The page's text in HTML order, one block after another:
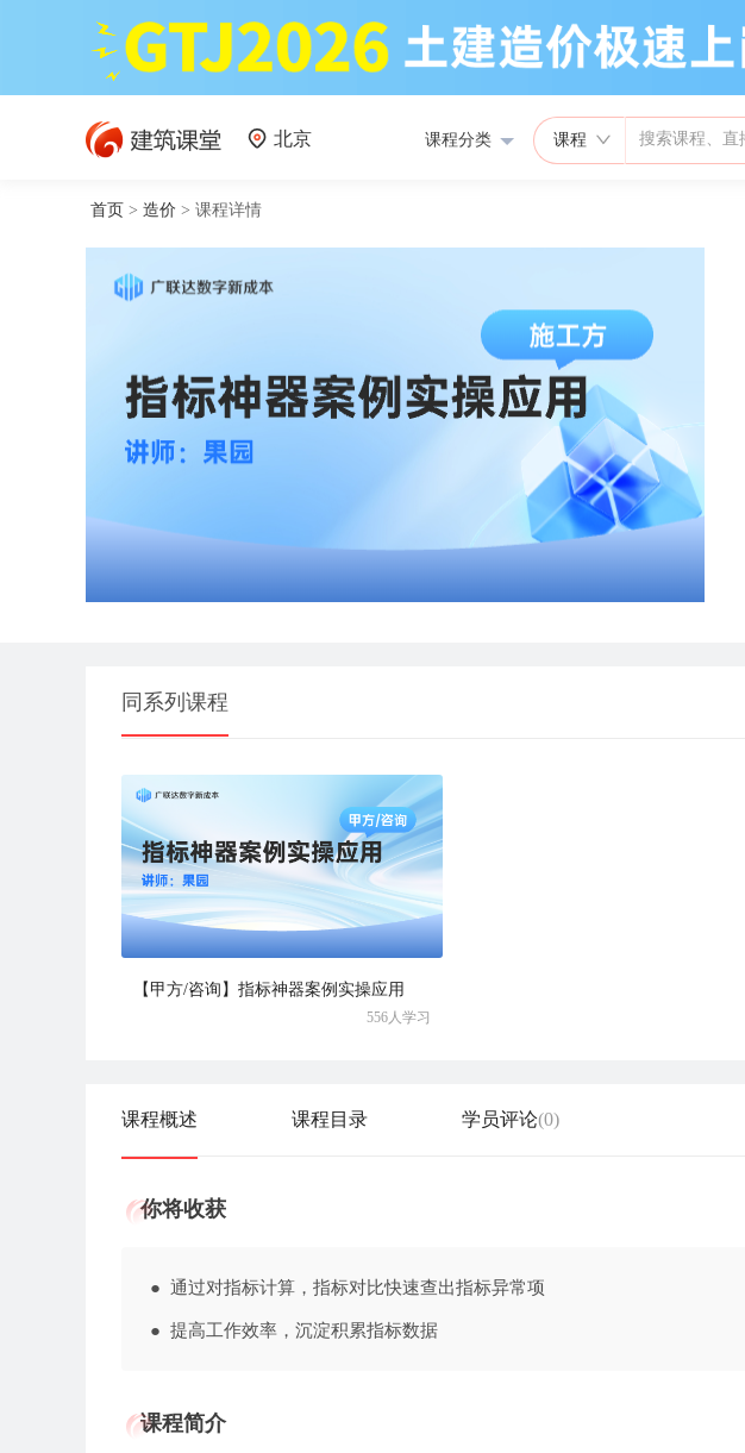
北京 课程分类 课程
首页 > 造价 > 课程详情
同系列课程
【甲方/咨询】指标神器案例实操应用
556人学习
课程概述 课程目录 学员评论(0)
你将收获
● 通过对指标计算，指标对比快速查出指标异常项
● 提高工作效率，沉淀积累指标数据
课程简介